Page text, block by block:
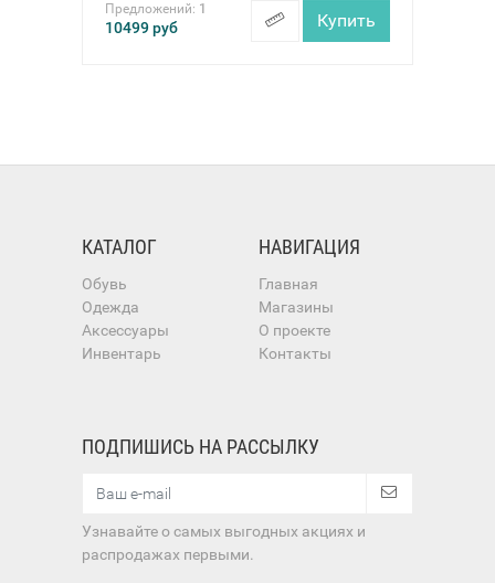
Предложений: 1
10499руб Купить
КАТАЛОГ
Обувь
Одежда
Аксессуары
Инвентарь
НАВИГАЦИЯ
Главная
Магазины
О проекте
Контакты
ПОДПИШИСЬ НА РАССЫЛКУ
Узнавайте о самых выгодных акциях и
распродажах первыми.